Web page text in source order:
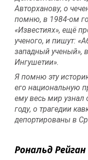
Авторханову, о
помню, в 1984-ом
«Известиях», ещё
ученого, и пишут:
западный ученый»,
Ингушетии».
Я помню эту
его национальную
ему весь мир узнал
году, о трагедии
депортированы в
Рональд